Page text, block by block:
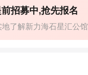
了解新力海石星汇公馆
招募中,抢先报名